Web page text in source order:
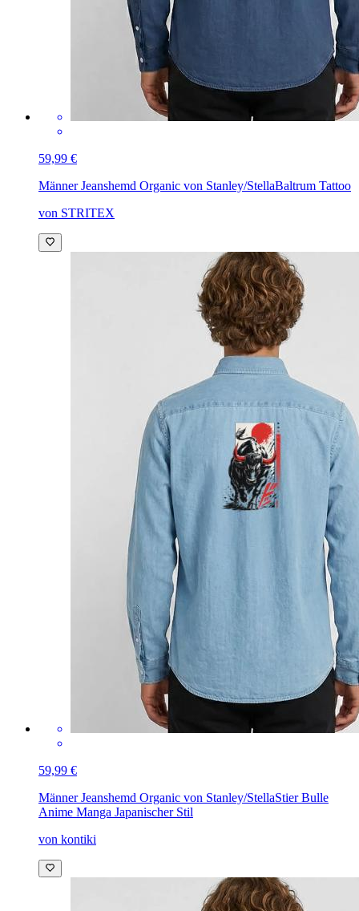
59,99 €
Männer Jeanshemd Organic von Stanley/StellaBaltrum Tattoo
von STRITEX
59,99 €
Männer Jeanshemd Organic von Stanley/StellaStier Bulle
Anime Manga Japanischer Stil
von kontiki